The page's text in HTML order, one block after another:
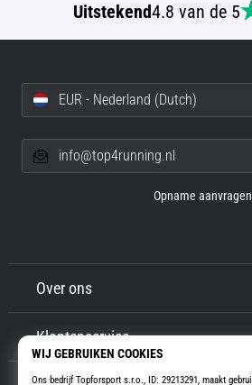
Uitstekend4.8 van de 5
Over ons
Klantenservice
EUR - Nederland (Dutch)
info@top4running.nl
Opname aanvragen